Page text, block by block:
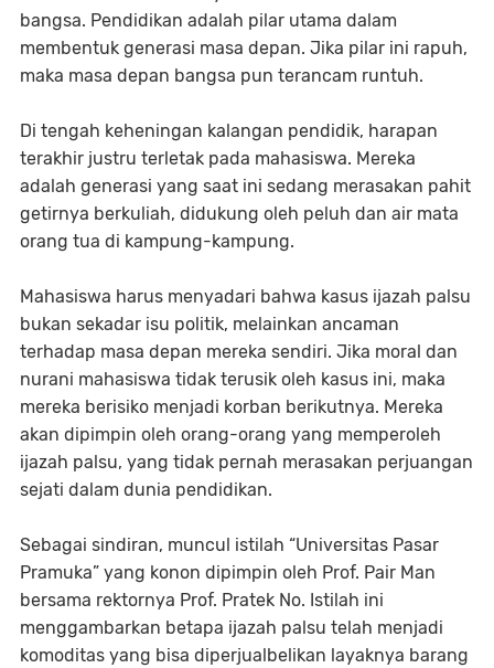
bangsa. Pendidikan adalah pilar utama dalam
membentuk generasi masa depan. Jika pilar ini rapuh,
maka masa depan bangsa pun terancam runtuh.
Di tengah keheningan kalangan pendidik, harapan
terakhir justru terletak pada mahasiswa. Mereka
adalah generasi yang saat ini sedang merasakan pahit
getirnya berkuliah, didukung oleh peluh dan air mata
orang tua di kampung-kampung.
Mahasiswa harus menyadari bahwa kasus ijazah palsu
bukan sekadar isu politik, melainkan ancaman
terhadap masa depan mereka sendiri. Jika moral dan
nurani mahasiswa tidak terusik oleh kasus ini, maka
mereka berisiko menjadi korban berikutnya. Mereka
akan dipimpin oleh orang-orang yang memperoleh
ijazah palsu, yang tidak pernah merasakan perjuangan
sejati dalam dunia pendidikan.
Sebagai sindiran, muncul istilah “Universitas Pasar
Pramuka” yang konon dipimpin oleh Prof. Pair Man
bersama rektornya Prof. Pratek No. Istilah ini
menggambarkan betapa ijazah palsu telah menjadi
komoditas yang bisa diperjualbelikan layaknya barang